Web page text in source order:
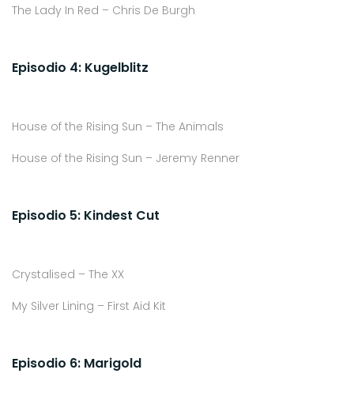
The Lady In Red – Chris De Burgh
Episodio 4: Kugelblitz
House of the Rising Sun – The Animals
House of the Rising Sun – Jeremy Renner
Episodio 5: Kindest Cut
Crystalised – The XX
My Silver Lining – First Aid Kit
Episodio 6: Marigold